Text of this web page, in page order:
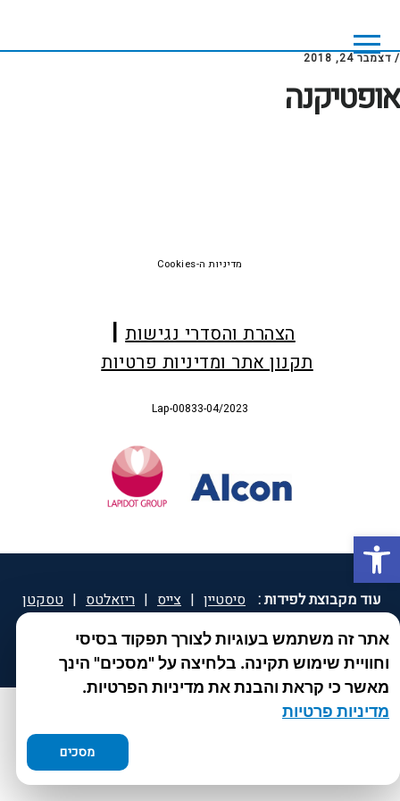
פתח סרגל נגישות
main
content
footer
/ דצמבר 24, 2018
אופטיקנה
הצהרת והסדרי נגישות
תקנון אתר ומדיניות פרטיות
Lap-00833-04/2023
מדיניות ה-Cookies
אתר זה משתמש בעוגיות לצורך תפקוד בסיסי
וחוויית שימוש תקינה. בלחיצה על "מסכים" הינך
מאשר כי קראת והבנת את מדיניות הפרטיות.
מדיניות פרטיות
מסכים
עוד מקבוצת לפידות : סיסטיין | צייס | ריזאלטס | טסקטן
| ספאטון | ספיד גרון | יוטיפרו פלוס | קוקידנט |
DROPsept ®